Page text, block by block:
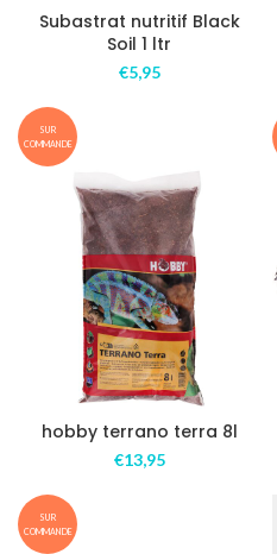
Subastrat nutritif Black
Soil 1 ltr
€5,95
SUR
COMMANDE
hobby terrano terra 8l
€13,95
SUR
COMMANDE